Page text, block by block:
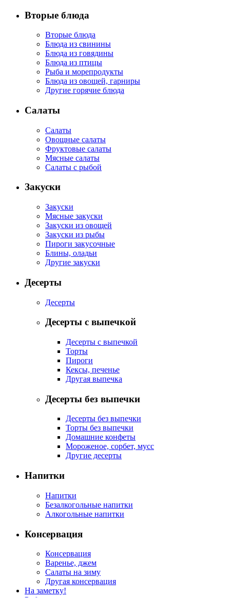
Вторые блюда
Вторые блюда
Блюда из свинины
Блюда из говядины
Блюда из птицы
Рыба и морепродукты
Блюда из овощей, гарниры
Другие горячие блюда
Салаты
Салаты
Овощные салаты
Фруктовые салаты
Мясные салаты
Салаты с рыбой
Закуски
Закуски
Мясные закуски
Закуски из овощей
Закуски из рыбы
Пироги закусочные
Блины, оладьи
Другие закуски
Десерты
Десерты
Десерты с выпечкой
Десерты с выпечкой
Торты
Пироги
Кексы, печенье
Другая выпечка
Десерты без выпечки
Десерты без выпечки
Торты без выпечки
Домашние конфеты
Мороженое, сорбет, мусс
Другие десерты
Напитки
Напитки
Безалкогольные напитки
Алкогольные напитки
Консервация
Консервация
Варенье, джем
Салаты на зиму
Другая консервация
На заметку!